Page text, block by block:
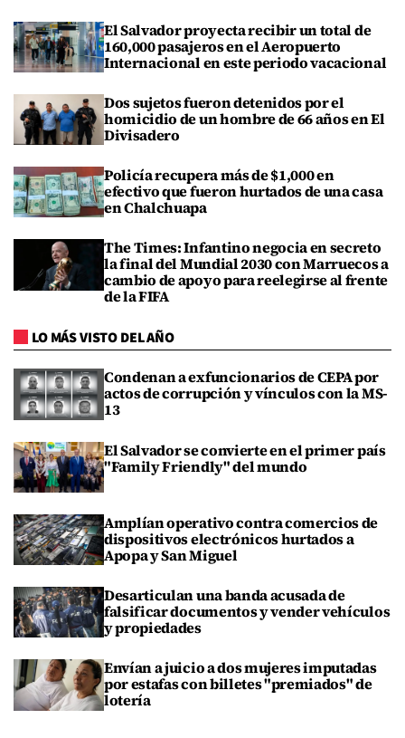
El Salvador proyecta recibir un total de
160,000 pasajeros en el Aeropuerto
Internacional en este periodo vacacional
Dos sujetos fueron detenidos por el
homicidio de un hombre de 66 años en El
Divisadero
Policía recupera más de $1,000 en
efectivo que fueron hurtados de una casa
en Chalchuapa
The Times: Infantino negocia en secreto
la final del Mundial 2030 con Marruecos a
cambio de apoyo para reelegirse al frente
de la FIFA
LO MÁS VISTO DEL AÑO
Condenan a exfuncionarios de CEPA por
actos de corrupción y vínculos con la MS-
13
El Salvador se convierte en el primer país
"Family Friendly" del mundo
Amplían operativo contra comercios de
dispositivos electrónicos hurtados a
Apopa y San Miguel
Desarticulan una banda acusada de
falsificar documentos y vender vehículos
y propiedades
Envían a juicio a dos mujeres imputadas
por estafas con billetes "premiados" de
lotería